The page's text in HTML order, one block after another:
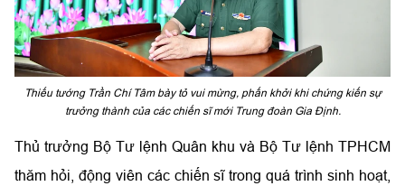
Thiếu tướng Trần Chí Tâm bày tỏ vui mừng, phấn khởi khi chứng kiến sự
trưởng thành của các chiến sĩ mới Trung đoàn Gia Định.
Thủ trưởng Bộ Tư lệnh Quân khu và Bộ Tư lệnh TPHCM
thăm hỏi, động viên các chiến sĩ trong quá trình sinh hoạt,